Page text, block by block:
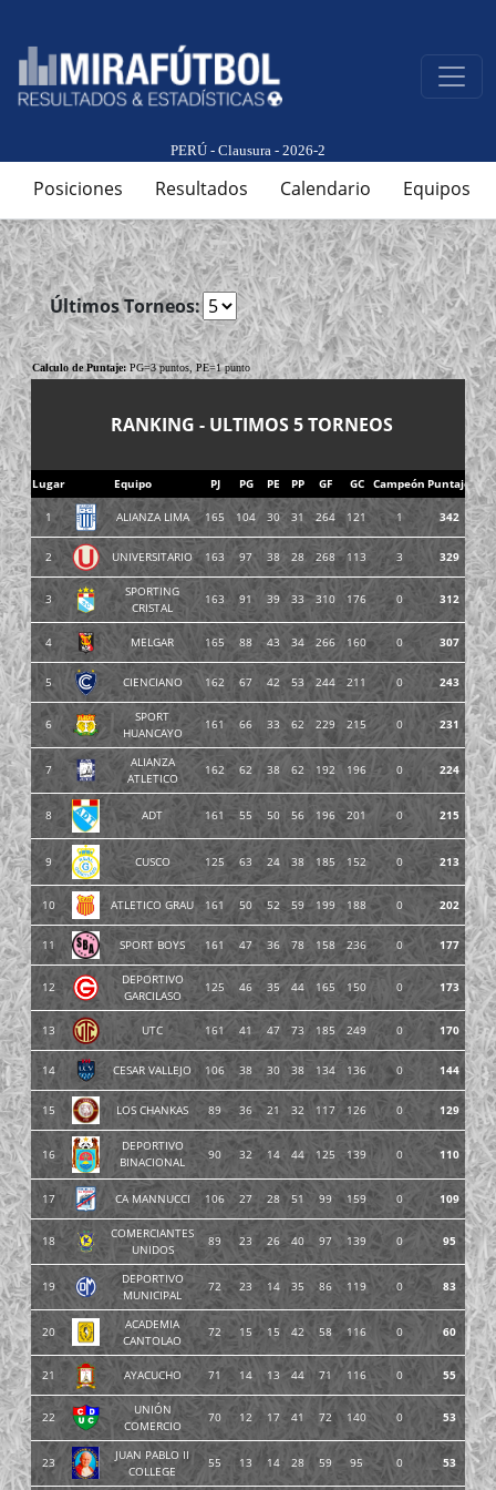
PERÚ - Clausura - 2026-2
Posiciones Resultados Calendario Equipos
Últimos Torneos:
Calculo de Puntaje:PG=3 puntos, PE=1 punto
RANKING - ULTIMOS 5 TORNEOS
Lugar Equipo PJ PG PE PP GF GC Campeón Puntaje
1 ALIANZA LIMA 165 104 30 31 264 121 1 342
2 UNIVERSITARIO 163 97 38 28 268 113 3 329
3
SPORTING
CRISTAL
163 91 39 33 310 176 0 312
4 MELGAR 165 88 43 34 266 160 0 307
5 CIENCIANO 162 67 42 53 244 211 0 243
6
SPORT
HUANCAYO
161 66 33 62 229 215 0 231
7
ALIANZA
ATLETICO
162 62 38 62 192 196 0 224
8 ADT 161 55 50 56 196 201 0 215
9 CUSCO 125 63 24 38 185 152 0 213
10 ATLETICO GRAU 161 50 52 59 199 188 0 202
11 SPORT BOYS 161 47 36 78 158 236 0 177
12
DEPORTIVO
GARCILASO
125 46 35 44 165 150 0 173
13 UTC 161 41 47 73 185 249 0 170
14 CESAR VALLEJO 106 38 30 38 134 136 0 144
15 LOS CHANKAS 89 36 21 32 117 126 0 129
16
DEPORTIVO
BINACIONAL
90 32 14 44 125 139 0 110
17 CA MANNUCCI 106 27 28 51 99 159 0 109
18
COMERCIANTES
UNIDOS
89 23 26 40 97 139 0 95
19
DEPORTIVO
MUNICIPAL
72 23 14 35 86 119 0 83
20
ACADEMIA
CANTOLAO
72 15 15 42 58 116 0 60
21 AYACUCHO 71 14 13 44 71 116 0 55
22
UNIÓN
COMERCIO
70 12 17 41 72 140 0 53
23
JUAN PABLO II
COLLEGE
55 13 14 28 59 95 0 53